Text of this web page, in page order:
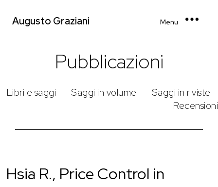
Augusto Graziani Menu
Pubblicazioni
Libri e saggi Saggi in volume
Saggi in riviste
Recensioni
Hsia R., Price Control in